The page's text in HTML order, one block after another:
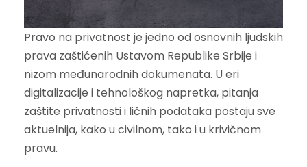
Pravo na privatnost je jedno od osnovnih ljudskih
prava zaštićenih Ustavom Republike Srbije i
nizom međunarodnih dokumenata. U eri
digitalizacije i tehnološkog napretka, pitanja
zaštite privatnosti i ličnih podataka postaju sve
aktuelnija, kako u civilnom, tako i u krivičnom
pravu.